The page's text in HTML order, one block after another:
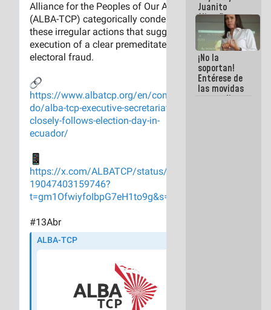
Juanito
Alimaña son
harina del
mismo
costal
¡No la
soportan!
Entérese de
las movidas
que realizan